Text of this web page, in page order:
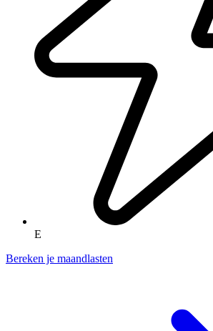
E
Bereken je maandlasten